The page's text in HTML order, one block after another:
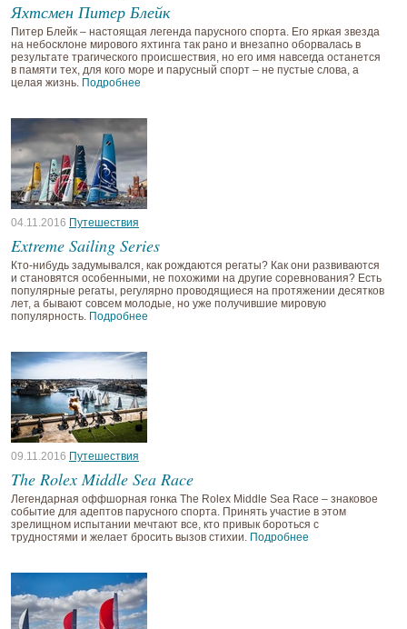
Яхтсмен Питер Блейк
Питер Блейк – настоящая легенда парусного спорта. Его яркая звезда
на небосклоне мирового яхтинга так рано и внезапно оборвалась в
результате трагического происшествия, но его имя навсегда останется
в памяти тех, для кого море и парусный спорт – не пустые слова, а
целая жизнь. Подробнее
04.11.2016 Путешествия
Extreme Sailing Series
Кто-нибудь задумывался, как рождаются регаты? Как они развиваются
и становятся особенными, не похожими на другие соревнования? Есть
популярные регаты, регулярно проводящиеся на протяжении десятков
лет, а бывают совсем молодые, но уже получившие мировую
популярность. Подробнее
09.11.2016 Путешествия
The Rolex Middle Sea Race
Легендарная оффшорная гонка The Rolex Middle Sea Race – знаковое
событие для адептов парусного спорта. Принять участие в этом
зрелищном испытании мечтают все, кто привык бороться с
трудностями и желает бросить вызов стихии. Подробнее